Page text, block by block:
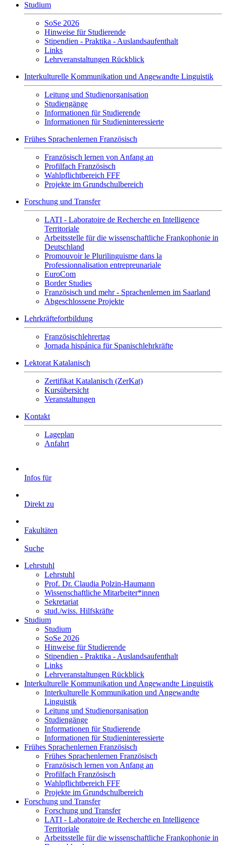
Studium
SoSe 2026
Hinweise für Studierende
Stipendien - Praktika - Auslandsaufenthalt
Links
Lehrveranstaltungen Rückblick
Interkulturelle Kommunikation und Angewandte Linguistik
Leitung und Studienorganisation
Studiengänge
Informationen für Studierende
Informationen für Studieninteressierte
Frühes Sprachenlernen Französisch
Französisch lernen von Anfang an
Profilfach Französisch
Wahlpflichtbereich FFF
Projekte im Grundschulbereich
Forschung und Transfer
LATI - Laboratoire de Recherche en Intelligence
Territoriale
Arbeitsstelle für die wissenschaftliche Frankophonie in
Deutschland
Promouvoir le Plurilinguisme dans la
Professionnalisation entrepreunariale
EuroCom
Border Studies
Französisch und mehr - Sprachenlernen im Saarland
Abgeschlossene Projekte
Lehrkräftefortbildung
Französischlehrertag
Jornada hispánica für Spanischlehrkräfte
Lektorat Katalanisch
Zertifikat Katalanisch (ZerKat)
Kursübersicht
Veranstaltungen
Kontakt
Lageplan
Anfahrt
Infos für
Direkt zu
Fakultäten
Suche
Lehrstuhl
Lehrstuhl
Prof. Dr. Claudia Polzin-Haumann
Wissenschaftliche Mitarbeiter*innen
Sekretariat
stud./wiss. Hilfskräfte
Studium
Studium
SoSe 2026
Hinweise für Studierende
Stipendien - Praktika - Auslandsaufenthalt
Links
Lehrveranstaltungen Rückblick
Interkulturelle Kommunikation und Angewandte Linguistik
Interkulturelle Kommunikation und Angewandte
Linguistik
Leitung und Studienorganisation
Studiengänge
Informationen für Studierende
Informationen für Studieninteressierte
Frühes Sprachenlernen Französisch
Frühes Sprachenlernen Französisch
Französisch lernen von Anfang an
Profilfach Französisch
Wahlpflichtbereich FFF
Projekte im Grundschulbereich
Forschung und Transfer
Forschung und Transfer
LATI - Laboratoire de Recherche en Intelligence
Territoriale
Arbeitsstelle für die wissenschaftliche Frankophonie in